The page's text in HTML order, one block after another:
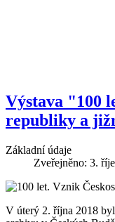
Výstava "100
republiky a
Základní údaje
Zveřejněno: 3.
V úterý 2. října 2018